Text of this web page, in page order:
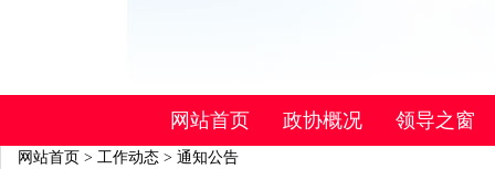
网站首页 政协概况 领导之窗
网站首页 > 工作动态 > 通知公告